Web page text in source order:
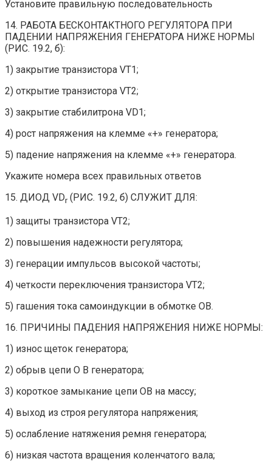
Установите правильную последовательность
14. РАБОТА БЕСКОНТАКТНОГО РЕГУЛЯТОРА ПРИ
ПАДЕНИИ НАПРЯЖЕНИЯ ГЕНЕРАТОРА НИЖЕ НОРМЫ
(РИС. 19.2, б):
1) закрытие транзистора VT1;
2) открытие транзистора VT2;
3) закрытие стабилитрона VD1;
4) рост напряжения на клемме «+» генератора;
5) падение напряжения на клемме «+» генератора.
Укажите номера всех правильных ответов
15. ДИОД VDr(РИС. 19.2, б) СЛУЖИТ ДЛЯ:
1) защиты транзистора VT2;
2) повышения надежности регулятора;
3) генерации импульсов высокой частоты;
4) четкости переключения транзистора VT2;
5) гашения тока самоиндукции в обмотке ОВ.
16. ПРИЧИНЫ ПАДЕНИЯ НАПРЯЖЕНИЯ НИЖЕ НОРМЫ:
1) износ щеток генератора;
2) обрыв цепи О В генератора;
3) короткое замыкание цепи ОВ на массу;
4) выход из строя регулятора напряжения;
5) ослабление натяжения ремня генератора;
6) низкая частота вращения коленчатого вала;